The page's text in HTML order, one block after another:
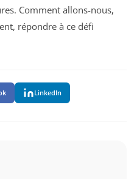
Comment allons-nous,
répondre à ce défi
LinkedIn